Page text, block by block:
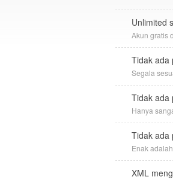
Unlimited
Akun gratis
Tidak ada
Segala
Tidak ada
Hanya
Tidak ada
Enak
XML